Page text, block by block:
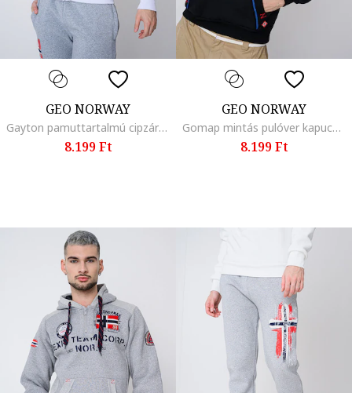
GEO NORWAY
Gayton pamuttartalmú cipzáros pulóver kapucnival, Piros/Fehér/Tengerészkék
8.199 Ft
GEO NORWAY
Gomap mintás pulóver kapucnival és kenguruzsebbel, Piros/Fekete/Világosszürke
8.199 Ft